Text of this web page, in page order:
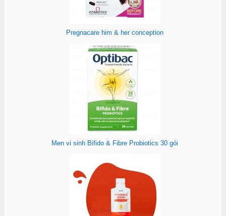
Pregnacare him & her conception
Men vi sinh Bifido & Fibre Probiotics 30 gói